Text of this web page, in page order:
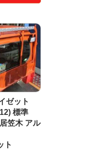
ゼット
標準
笠木 アル
ト